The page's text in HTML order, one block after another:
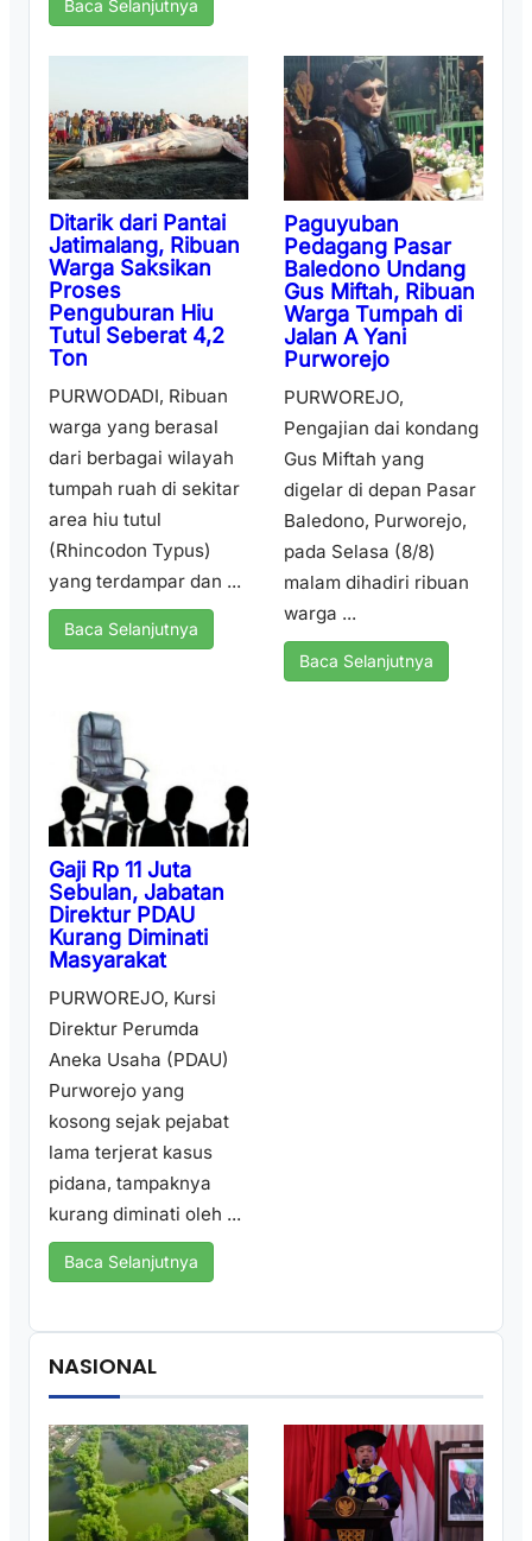
Baca Selanjutnya
Ditarik dari Pantai
Jatimalang, Ribuan
Warga Saksikan
Proses
Penguburan Hiu
Tutul Seberat 4,2
Ton
PURWODADI, Ribuan
warga yang berasal
dari berbagai wilayah
tumpah ruah di sekitar
area hiu tutul
(Rhincodon Typus)
yang terdampar dan ...
Baca Selanjutnya
Paguyuban
Pedagang Pasar
Baledono Undang
Gus Miftah, Ribuan
Warga Tumpah di
Jalan A Yani
Purworejo
PURWOREJO,
Pengajian dai kondang
Gus Miftah yang
digelar di depan Pasar
Baledono, Purworejo,
pada Selasa (8/8)
malam dihadiri ribuan
warga ...
Baca Selanjutnya
Gaji Rp 11 Juta
Sebulan, Jabatan
Direktur PDAU
Kurang Diminati
Masyarakat
PURWOREJO, Kursi
Direktur Perumda
Aneka Usaha (PDAU)
Purworejo yang
kosong sejak pejabat
lama terjerat kasus
pidana, tampaknya
kurang diminati oleh ...
Baca Selanjutnya
NASIONAL